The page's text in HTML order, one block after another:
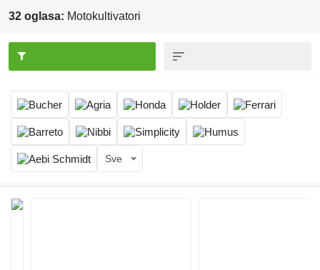
32 oglasa: Motokultivatori
Sve